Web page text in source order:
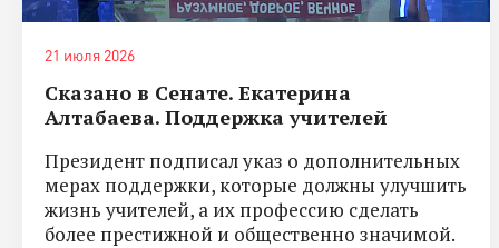
21 июля 2026
Сказано в Сенате. Екатерина
Алтабаева. Поддержка учителей
Президент подписал указ о дополнительных
мерах поддержки, которые должны улучшить
жизнь учителей, а их профессию сделать
более престижной и общественно значимой.